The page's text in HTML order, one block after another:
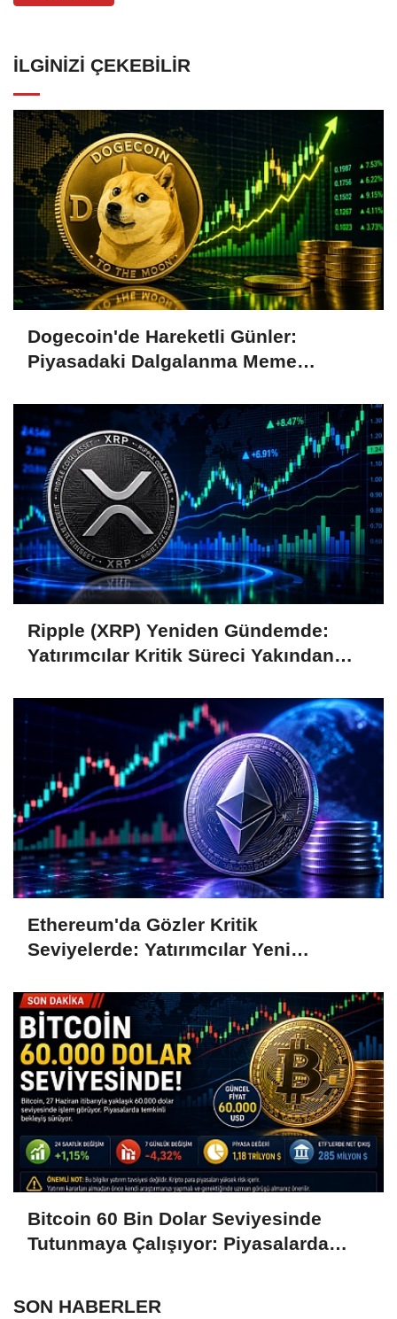
İLGINIZI ÇEKEBILIR
Dogecoin'de Hareketli Günler:
Piyasadaki Dalgalanma Meme
Ripple (XRP) Yeniden Gündemde:
Yatırımcılar Kritik Süreci Yakından
Ethereum'da Gözler Kritik
Seviyelerde: Yatırımcılar Yeni
Bitcoin 60 Bin Dolar Seviyesinde
Tutunmaya Çalışıyor: Piyasalarda
SON HABERLER